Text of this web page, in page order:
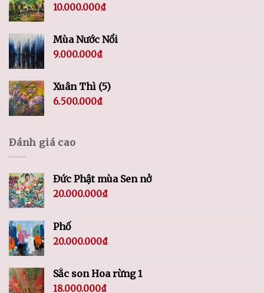
10.000.000₫
Mùa Nước Nổi
9.000.000₫
Xuân Thì (5)
6.500.000₫
Đánh giá cao
Đức Phật mùa Sen nở
20.000.000₫
Phố
20.000.000₫
Sắc son Hoa rừng 1
18.000.000₫